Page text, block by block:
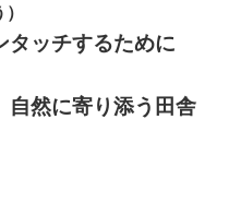
タッチするために
自然に寄り添う田舎